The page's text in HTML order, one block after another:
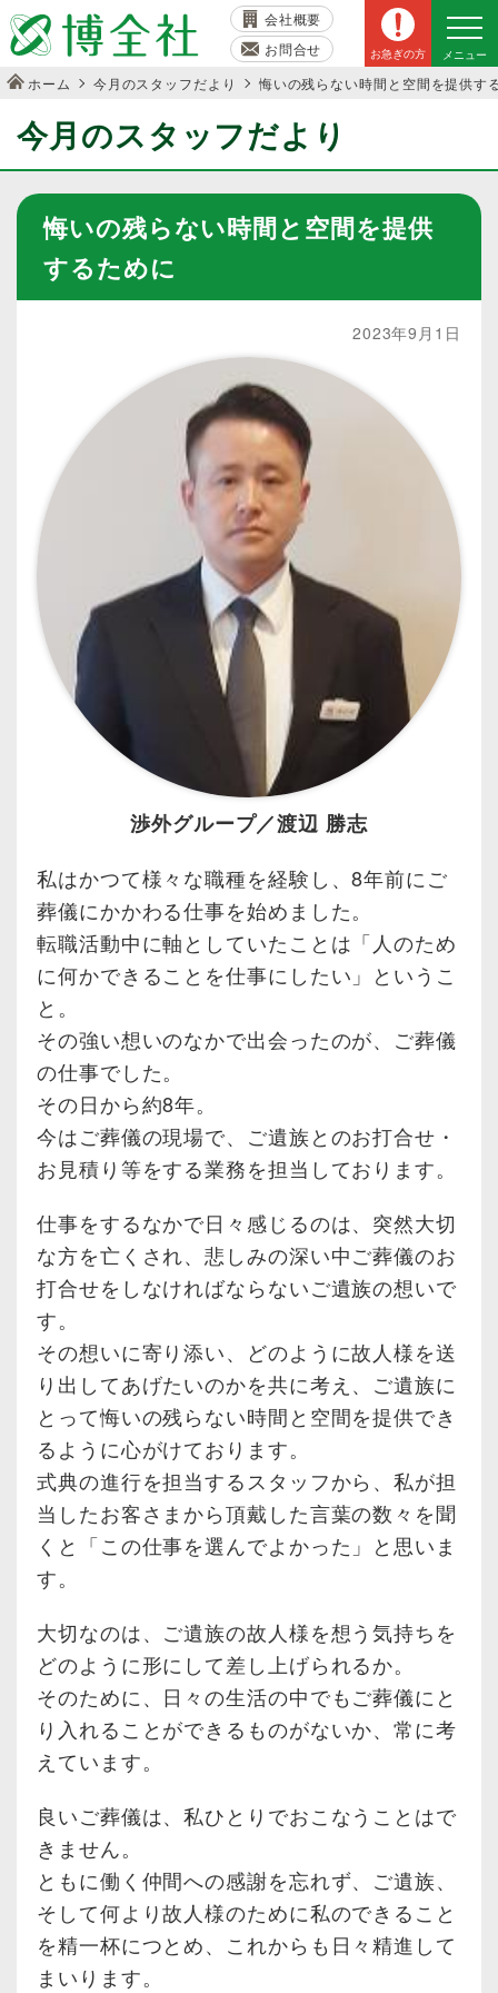
会社概要
お問合せ
お急ぎの方 メニュー
ホーム 今月のスタッフだより 悔いの残らない時間と空間を提供す
今月のスタッフだより
悔いの残らない時間と空間を提供
するために
2023年9月1日
渉外グループ／渡辺 勝志
私はかつて様々な職種を経験し、8年前にご
葬儀にかかわる仕事を始めました。
転職活動中に軸としていたことは「人のため
に何かできることを仕事にしたい」というこ
と。
その強い想いのなかで出会ったのが、ご葬儀
の仕事でした。
その日から約8年。
今はご葬儀の現場で、ご遺族とのお打合せ・
お見積り等をする業務を担当しております。
仕事をするなかで日々感じるのは、突然大切
な方を亡くされ、悲しみの深い中ご葬儀のお
打合せをしなければならないご遺族の想いで
す。
その想いに寄り添い、どのように故人様を送
り出してあげたいのかを共に考え、ご遺族に
とって悔いの残らない時間と空間を提供でき
るように心がけております。
式典の進行を担当するスタッフから、私が担
当したお客さまから頂戴した言葉の数々を聞
くと「この仕事を選んでよかった」と思いま
す。
大切なのは、ご遺族の故人様を想う気持ちを
どのように形にして差し上げられるか。
そのために、日々の生活の中でもご葬儀にと
り入れることができるものがないか、常に考
えています。
良いご葬儀は、私ひとりでおこなうことはで
きません。
ともに働く仲間への感謝を忘れず、ご遺族、
そして何より故人様のために私のできること
を精一杯につとめ、これからも日々精進して
まいります。